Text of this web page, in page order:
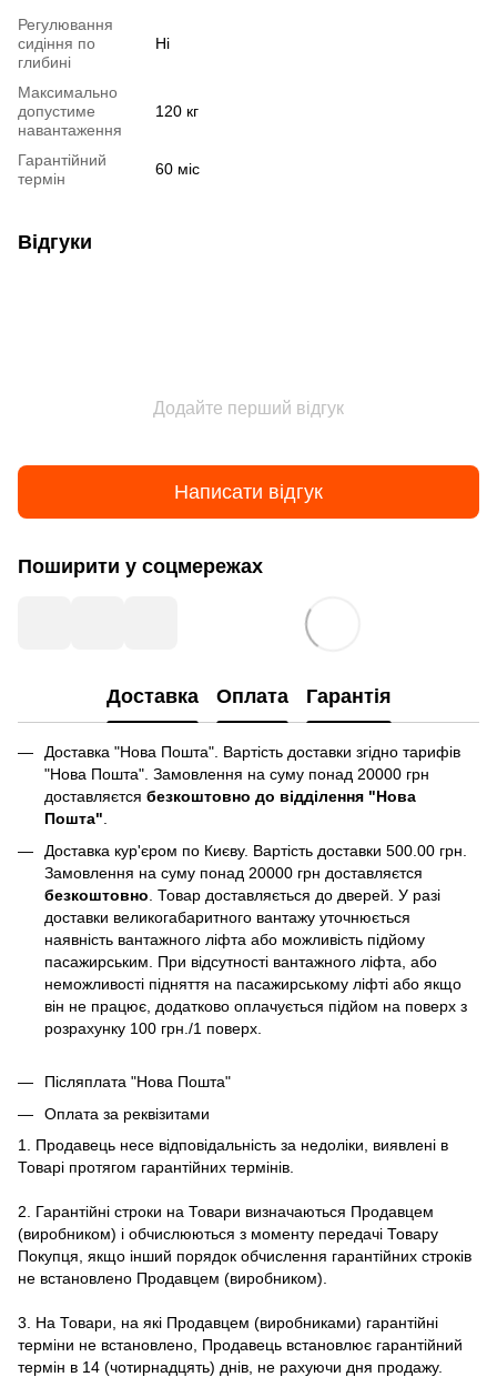
Регулювання
сидіння по
глибині
Ні
Максимально
допустиме
навантаження
120 кг
Гарантійний
термін
60 міс
Відгуки
Додайте перший відгук
Написати відгук
Поширити у соцмережах
Доставка Оплата Гарантія
Доставка "Нова Пошта". Вартість доставки згідно тарифів
"Нова Пошта". Замовлення на суму понад 20000 грн
доставляєтся безкоштовно до відділення "Нова
Пошта".
Доставка кур'єром по Києву. Вартість доставки 500.00 грн.
Замовлення на суму понад 20000 грн доставляєтся
безкоштовно . Товар доставляється до дверей. У разі
доставки великогабаритного вантажу уточнюється
наявність вантажного ліфта або можливість підйому
пасажирським. При відсутності вантажного ліфта, або
неможливості підняття на пасажирському ліфті або якщо
він не працює, додатково оплачується підйом на поверх з
розрахунку 100 грн./1 поверх.
Післяплата "Нова Пошта"
Оплата за реквізитами
1. Продавець несе відповідальність за недоліки, виявлені в
Товарі протягом гарантійних термінів.
2. Гарантійні строки на Товари визначаються Продавцем
(виробником) і обчислюються з моменту передачі Товару
Покупця, якщо інший порядок обчислення гарантійних строків
не встановлено Продавцем (виробником).
3. На Товари, на які Продавцем (виробниками) гарантійні
терміни не встановлено, Продавець встановлює гарантійний
термін в 14 (чотирнадцять) днів, не рахуючи дня продажу.